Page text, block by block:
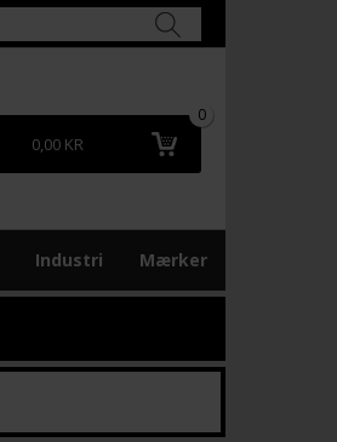
0
0,00 KR
Industri Mærker